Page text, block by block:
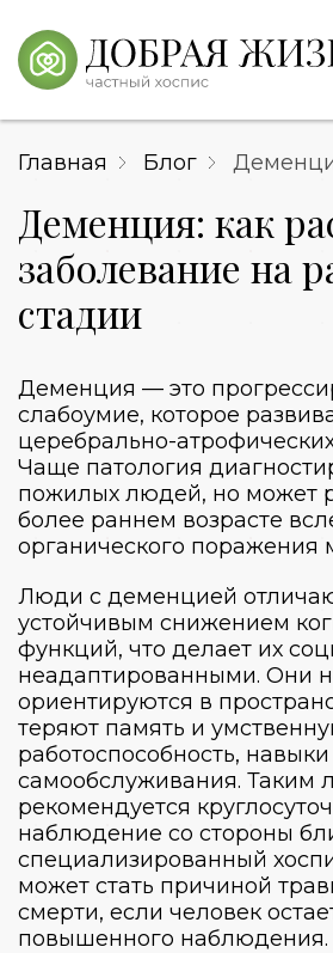
Главная Блог
Деменция: как
заболевание на
стадии
Деменция — это
слабоумие, которое
церебрально-
Чаще патология
пожилых людей, но может
более раннем возрасте
органического поражения
Люди с деменцией
устойчивым снижением
функций, что делает их
неадаптированными. Они
ориентируются в
теряют память и
работоспособность, навыки
самообслуживания. Таким
рекомендуется
наблюдение со стороны
специализированный
может стать причиной
смерти, если человек
повышенного наблюдения.